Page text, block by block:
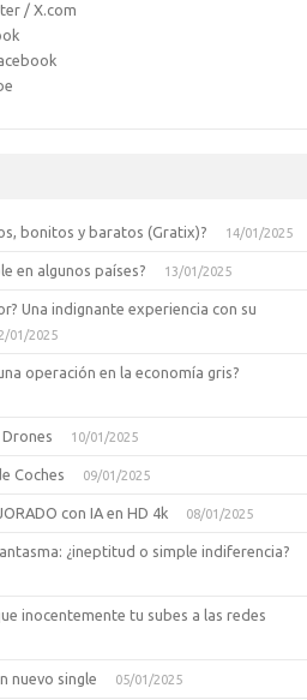
/ X.com
bonitos y baratos (Gratix)? 14/01/2025
en algunos países? 13/01/2025
Una indignante experiencia con su
01/2025
operación en la economía gris?
10/01/2025
Coches 09/01/2025
con IA en HD 4k 08/01/2025
¿ineptitud o simple indiferencia?
inocentemente tu subes a las redes
nuevo single 05/01/2025